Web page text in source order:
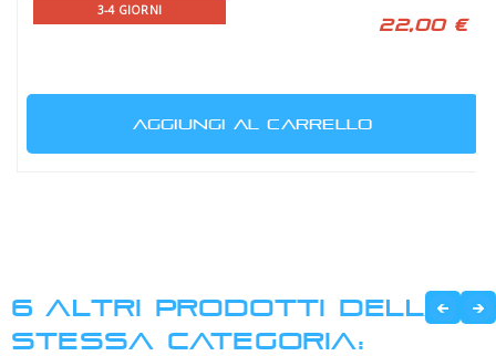
3-4 GIORNI
22,00 €
AGGIUNGI AL CARRELLO
6 ALTRI PRODOTTI DELLA
STESSA CATEGORIA: